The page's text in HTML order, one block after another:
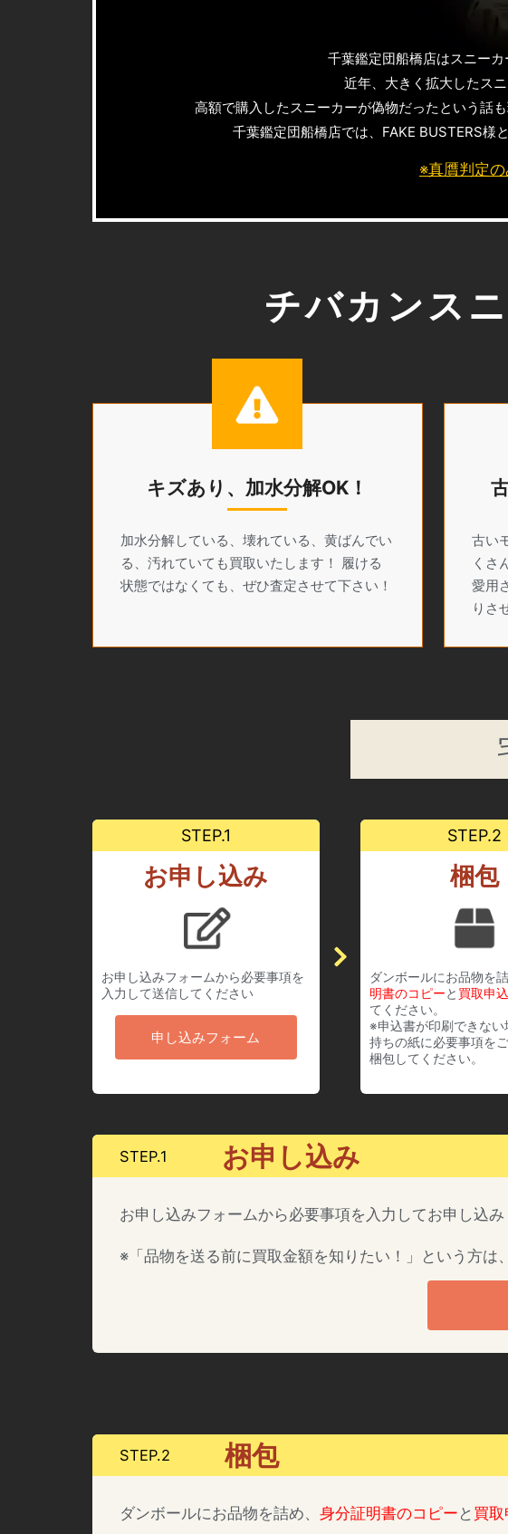
千葉鑑定団船橋店はスニーカ
近年、大きく拡大したス
高額で購入したスニーカーが偽物だったという話
千葉鑑定団船橋店では、FAKE BUSTERS様
※真贋判定
チバカンス
キズあり、加水分解OK！
加水分解している、壊れている、黄ばんでい
る、汚れていても買取いたします！ 履ける
状態ではなくても、ぜひ査定させて下さい！
古い
くさ
愛用
りさ
STEP.1
お申し込み
お申し込みフォームから必要事項を
入力して送信してください
申し込みフォーム
STEP.2
梱包
ダンボールにお品物を
明書のコピーと 買取申
てください。
※申込書が印刷できない
持ちの紙に必要事項を
梱包してください。
STEP.1 お申し込み
お申し込みフォームから必要事項を入力してお申し込み
※「品物を送る前に買取金額を知りたい！」という方は
STEP.2 梱包
ダンボールにお品物を詰め、 身分証明書のコピー と 買